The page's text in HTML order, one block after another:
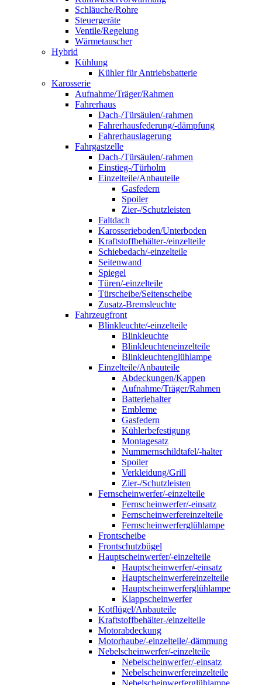
Schläuche/Rohre
Steuergeräte
Ventile/Regelung
Wärmetauscher
Hybrid
Kühlung
Kühler für Antriebsbatterie
Karosserie
Aufnahme/Träger/Rahmen
Fahrerhaus
Dach-/Türsäulen/-rahmen
Fahrerhausfederung/-dämpfung
Fahrerhauslagerung
Fahrgastzelle
Dach-/Türsäulen/-rahmen
Einstieg-/Türholm
Einzelteile/Anbauteile
Gasfedern
Spoiler
Zier-/Schutzleisten
Faltdach
Karosserieboden/Unterboden
Kraftstoffbehälter-/einzelteile
Schiebedach/-einzelteile
Seitenwand
Spiegel
Türen/-einzelteile
Türscheibe/Seitenscheibe
Zusatz-Bremsleuchte
Fahrzeugfront
Blinkleuchte/-einzelteile
Blinkleuchte
Blinkleuchteneinzelteile
Blinkleuchtenglühlampe
Einzelteile/Anbauteile
Abdeckungen/Kappen
Aufnahme/Träger/Rahmen
Batteriehalter
Embleme
Gasfedern
Kühlerbefestigung
Montagesatz
Nummernschildtafel/-halter
Spoiler
Verkleidung/Grill
Zier-/Schutzleisten
Fernscheinwerfer/-einzelteile
Fernscheinwerfer/-einsatz
Fernscheinwerfereinzelteile
Fernscheinwerferglühlampe
Frontscheibe
Frontschutzbügel
Hauptscheinwerfer/-einzelteile
Hauptscheinwerfer/-einsatz
Hauptscheinwerfereinzelteile
Hauptscheinwerferglühlampe
Klappscheinwerfer
Kotflügel/Anbauteile
Kraftstoffbehälter-/einzelteile
Motorabdeckung
Motorhaube/-einzelteile/-dämmung
Nebelscheinwerfer/-einzelteile
Nebelscheinwerfer/-einsatz
Nebelscheinwerfereinzelteile
Nebelscheinwerferglühlampe